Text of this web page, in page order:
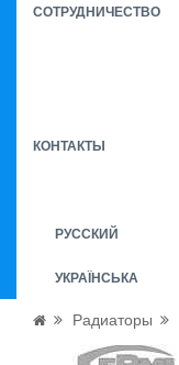
СОТРУДНИЧЕСТВО
КОНТАКТЫ
РУССКИЙ
УКРАЇНСЬКА
Радиаторы